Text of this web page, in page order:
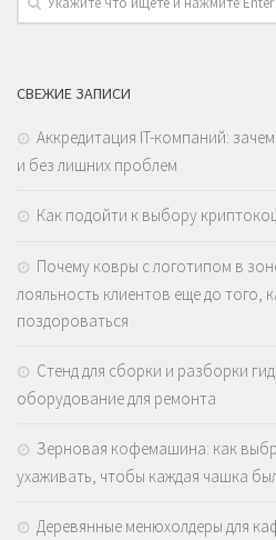
СВЕЖИЕ ЗАПИСИ
Аккредитация IT-компаний:
и без лишних проблем
Как подойти к выбору
Почему ковры с логотипом в
лояльность клиентов еще до того,
поздороваться
Стенд для сборки и разборки
оборудование для ремонта
Зерновая кофемашина: как
ухаживать, чтобы каждая чашка
Деревянные менюхолдеры для